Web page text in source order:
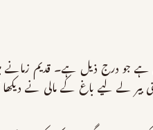
جو درج ذیل ہے۔ قدیم زمانے
لیے باغ کے مالی نے دیکھا